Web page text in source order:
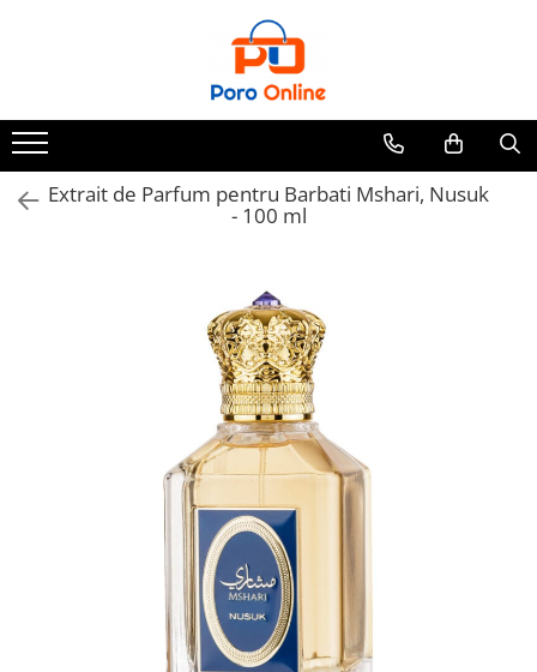
Al Absar
Parfum
CloneExtrait de Parfum pentru Barbati Mshari, Nusuk
- 100 ml